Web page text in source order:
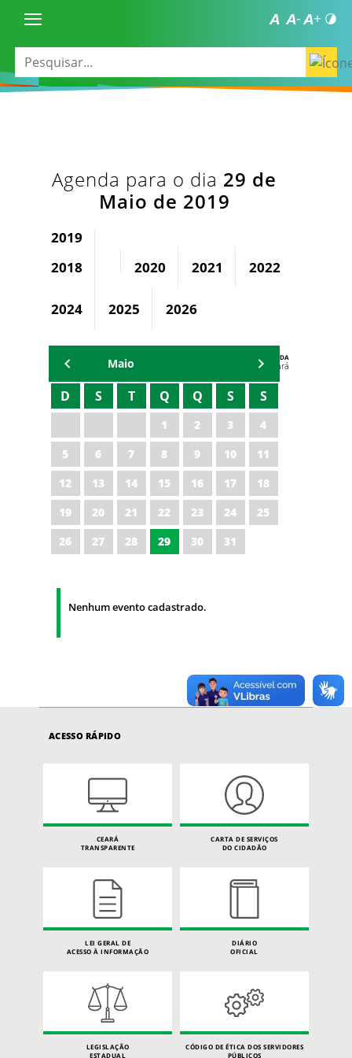
Agenda para o dia 29 de
Maio de 2019
2019
2018
2020 2021 2022
2024 2025 2026
AGENDA
Polícia Militar do Ceará
Maio
D S T Q Q S S
1 2 3
4
5
6 7 8 9 10
11
12
13 14 15 16 17
18
19
20 21 22 23 24
25
26
27 28 29 30 31
Nenhum evento cadastrado.
ACESSO RÁPIDO
CEARÁ
TRANSPARENTE
CARTA DE SERVIÇOS
DO CIDADÃO
LEI GERAL DE
ACESSO À INFORMAÇÃO
DIÁRIO
OFICIAL
LEGISLAÇÃO
ESTADUAL
CÓDIGO DE ÉTICA DOS SERVIDORES
PÚBLICOS